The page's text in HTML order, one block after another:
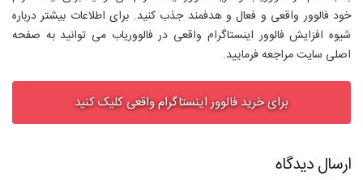
خود فالوور واقعی و فعال و هدفمند جذب کنید. برای اطلاعات بیشتر درباره
شیوه افزایش فالوور اینستاگرام واقعی در فالووریاب می توانید به صفحه
اصلی سایت مراجعه فرمایید.
برای خرید فالوور اینستاگرام واقعی کلیک کنید
ارسال دیدگاه